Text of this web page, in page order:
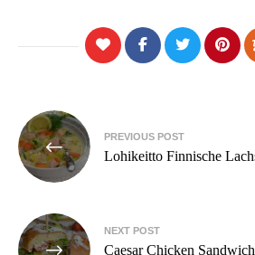
Beitragsnavigation
PREVIOUS POST
Lohikeitto Finnische
NEXT POST
Caesar Chicken